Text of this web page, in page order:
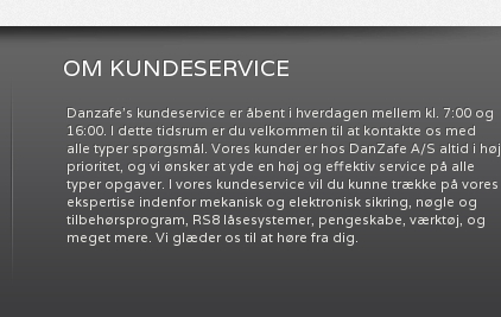
OM KUNDESERVICE
Danzafe’s kundeservice er åbent i hverdagen mellem kl. 7:00 og
16:00. I dette tidsrum er du velkommen til at kontakte os med
alle typer spørgsmål. Vores kunder er hos DanZafe A/S altid i høj
prioritet, og vi ønsker at yde en høj og effektiv service på alle
typer opgaver. I vores kundeservice vil du kunne trække på vores
ekspertise indenfor mekanisk og elektronisk sikring, nøgle og
tilbehørsprogram, RS8 låsesystemer, pengeskabe, værktøj, og
meget mere. Vi glæder os til at høre fra dig.